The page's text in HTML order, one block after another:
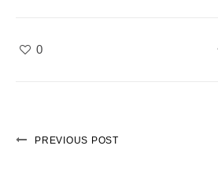
0
PREVIOUS POST